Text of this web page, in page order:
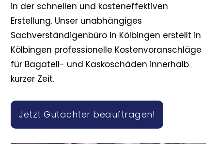
in der schnellen und kosteneffektiven
Erstellung. Unser unabhängiges
Sachverständigenbüro in Kölbingen erstellt in
Kölbingen professionelle Kostenvoranschläge
für Bagatell- und Kaskoschäden innerhalb
kurzer Zeit.
Jetzt Gutachter beauftragen!